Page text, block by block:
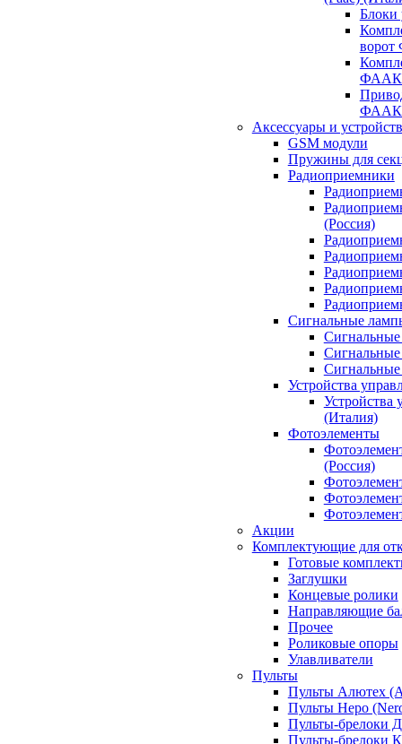
ФААК
ФААК
Аксессуары и
GSM модули
Пружины для
Радиоприемники
(Россия)
Сигнальные
Устройства
Устройства
(Италия)
Фотоэлементы
(Россия)
Акции
Комплектующие для
Готовые
Заглушки
Концевые ролики
Направляющие
Прочее
Роликовые опоры
Улавливатели
Пульты
Пульты Алютех
Пульты Неро
Пульты-брелоки
Пульты-брелоки